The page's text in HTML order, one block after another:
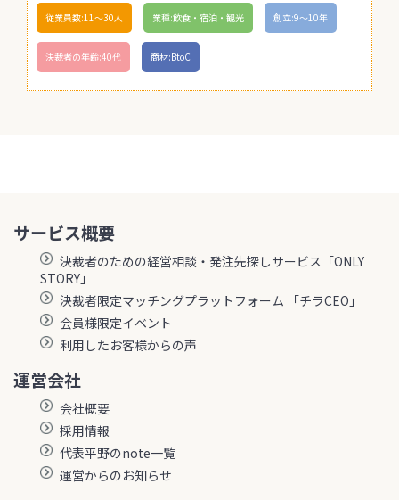
従業員数:11〜30人 業種:飲食・宿泊・観光 創立:9〜10年
決裁者の年齢:40代 商材:BtoC
サービス概要
決裁者のための経営相談・発注先探しサービス「ONLY
STORY」
決裁者限定マッチングプラットフォーム 「チラCEO」
会員様限定イベント
利用したお客様からの声
運営会社
会社概要
採用情報
代表平野のnote一覧
運営からのお知らせ